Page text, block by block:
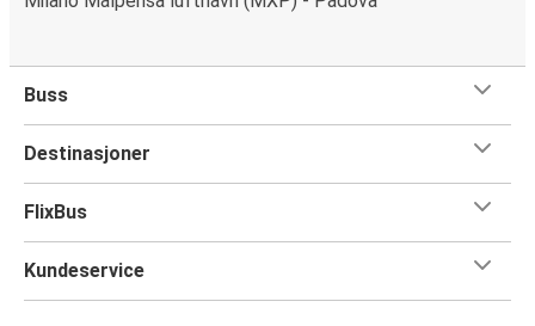
Buss
Destinasjoner
FlixBus
Kundeservice